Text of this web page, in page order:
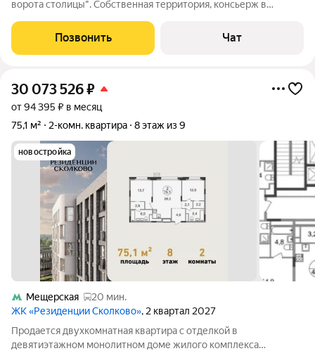
ворота столицы". Собственная территория, консьерж в
включает холл, гостевой туалет, кухню-гостиную площадью
(кухня просторная и позволяет комфортно
Позвонить Чат
30 073 526₽
от 94 395 ₽ в месяц
75,1 м²
2-комн. квартира 8 этаж из 9
новостройка
Мещерская
20 мин.
ЖК «Резиденции Сколково», 2 квартал 2027
Продается двухкомнатная квартира с отделкой в
девятиэтажном монолитном доме жилого комплекса